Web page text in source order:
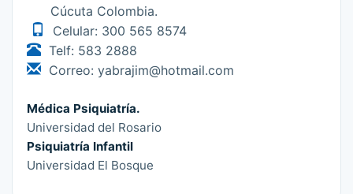
Cúcuta Colombia.
Celular: 300 565 8574
Telf: 583 2888
Correo: yabrajim@hotmail.com
Médica Psiquiatría.
Universidad del Rosario
Psiquiatría Infantil
Universidad El Bosque